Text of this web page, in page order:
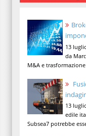
13
da
M&A e
13
edile
Subsea7 potrebbe